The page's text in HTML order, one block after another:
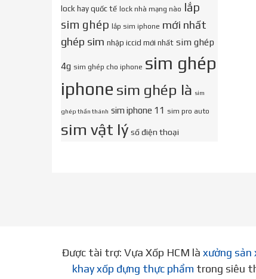
lock hay quốc tế lock nhà mạng nào lắp
sim ghép lắp sim iphone mới nhất
ghép sim nhập iccid mới nhất sim ghép
4g sim ghép cho iphone sim ghép
iphone sim ghép là sim
ghép thần thánh sim iphone 11 sim pro auto
sim vật lý số điện thoại
Được tài trợ: Vựa Xốp HCM là xưởng sản
khay xốp đựng thực phẩm trong siêu